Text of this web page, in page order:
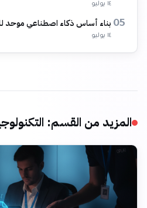
١٤ يوليو
05 بناء أساس ذكاء اصطناعي موحد
١٤ يوليو
المزيد من القسم: